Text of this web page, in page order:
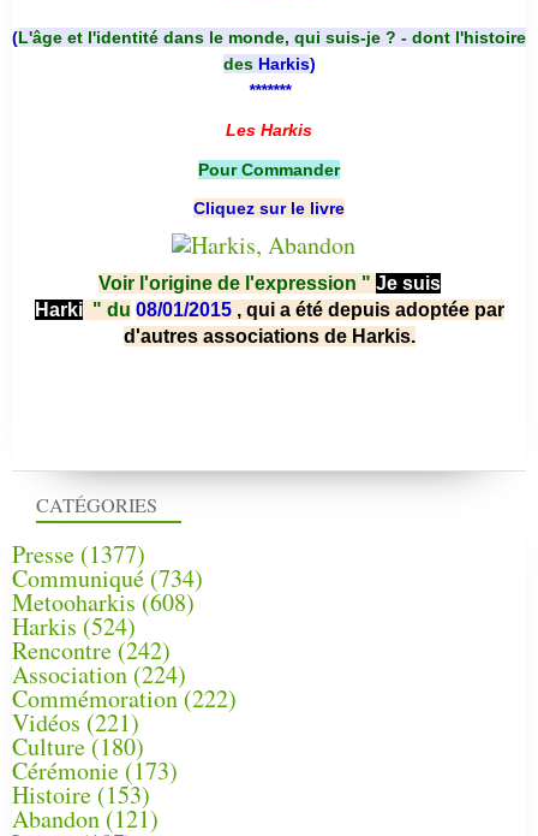
CATÉGORIES
Presse (1377)
Communiqué (734)
Metooharkis (608)
Harkis (524)
Rencontre (242)
Association (224)
Commémoration(222)
Vidéos (221)
Culture(180)
Cérémonie (173)
Histoire (153)
Abandon(121)
(L'âge et l'identité dans le monde, qui suis-je ? - dont l'histoire
des Harkis)
*******
Les Harkis
Pour Commander
Cliquez sur le livre
Voir l'origine de l'expression " Je suis
Harki " du 08/01/2015 , qui a été depuis adoptée par
d'autres associations de Harkis.